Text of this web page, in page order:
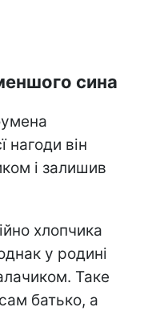
сина
нагоди він
і залишив
хлопчика
у родині
Таке
батько, а